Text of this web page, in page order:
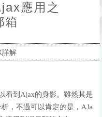
應用之
箱
詳解
看到Ajax的身影。雖然其是
，不過可以肯定的是，AJa